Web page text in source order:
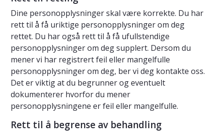
Dine personopplysninger skal være korrekte. Du har
rett til å få uriktige personopplysninger om deg
rettet. Du har også rett til å få ufullstendige
personopplysninger om deg supplert. Dersom du
mener vi har registrert feil eller mangelfulle
personopplysninger om deg, ber vi deg kontakte oss.
Det er viktig at du begrunner og eventuelt
dokumenterer hvorfor du mener
personopplysningene er feil eller mangelfulle.
Rett til å begrense av behandling